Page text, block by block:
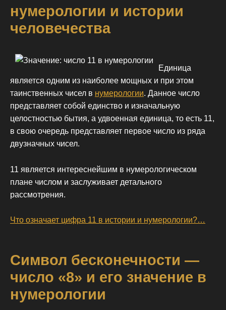
нумерологии и истории
человечества
Единица
является одним из наиболее мощных и при этом
таинственных чисел в нумерологии. Данное число
представляет собой единство и изначальную
целостностью бытия, а удвоенная единица, то есть 11,
в свою очередь представляет первое число из ряда
двузначных чисел.
11 является интереснейшим в нумерологическом
плане числом и заслуживает детального
рассмотрения.
Что означает цифра 11 в истории и нумерологии?…
Символ бесконечности —
число «8» и его значение в
нумерологии